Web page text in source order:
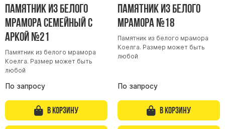
Памятник из белого
мрамора Семейный с
аркой №21
Памятник из белого мрамора
Коелга. Размер может быть
любой
По запросу
В корзину
Памятник из белого
мрамора №18
Памятник из белого мрамора
Коелга. Размер может быть
любой
По запросу
В корзину